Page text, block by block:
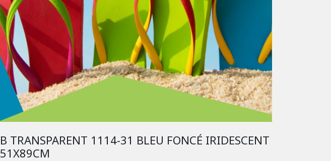
B TRANSPARENT 1114-31 BLEU FONCÉ IRIDESCENT
51X89CM